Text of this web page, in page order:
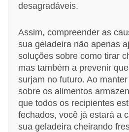
desagradáveis.
Assim, compreender as
sua geladeira não apenas
soluções sobre como tirar
mas também a prevenir
surjam no futuro. Ao
sobre os alimentos
que todos os recipientes
fechados, você já estará a
sua geladeira cheirando